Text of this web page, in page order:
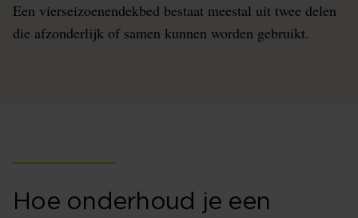
Een vierseizoenendekbed bestaat meestal uit twee delen
die afzonderlijk of samen kunnen worden gebruikt.
Hoe onderhoud je een